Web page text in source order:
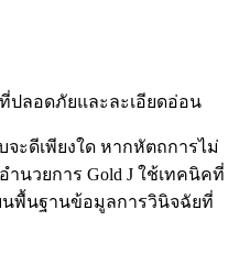
ปลอดภัยและละเอียดอ่อน
ะดีเพียงใด หากหัตถการไม่
ำนวยการ Gold J ใช้เทคนิคที่
พื้นฐานข้อมูลการวินิจฉัยที่